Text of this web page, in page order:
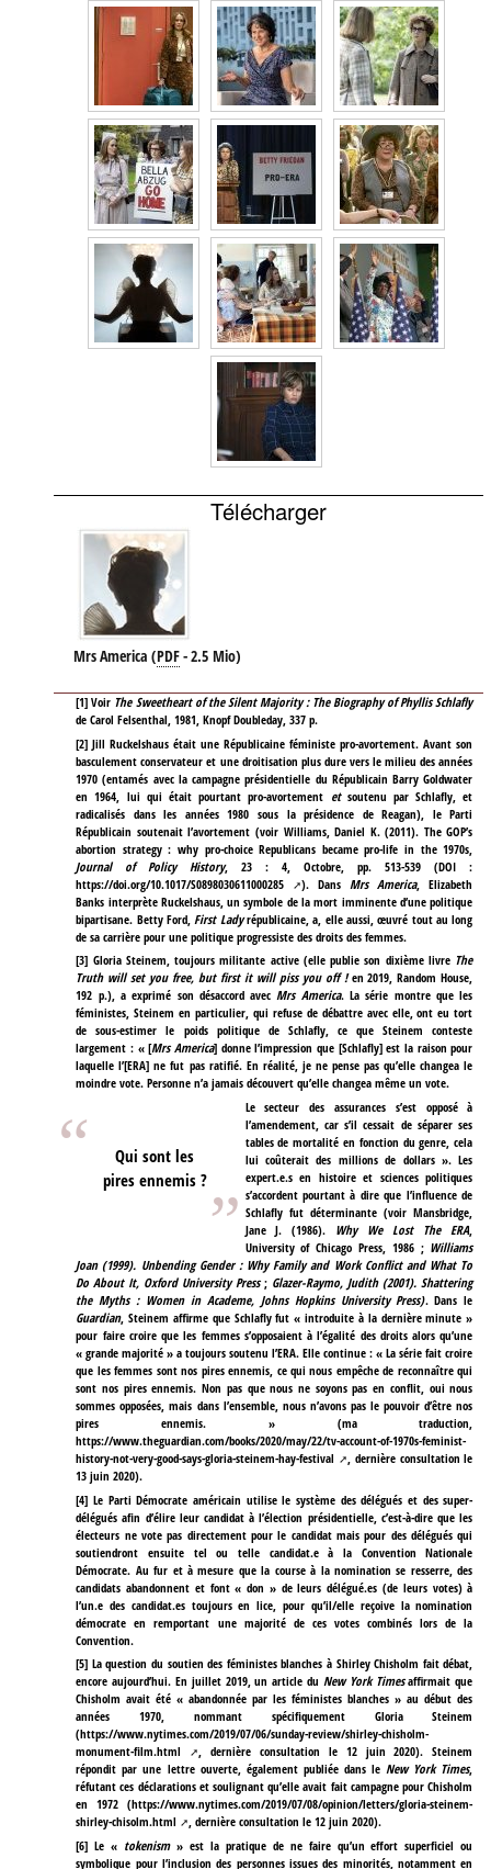
Télécharger
Mrs America(PDF-2.5 Mio)
[1]Voir The Sweetheart of the Silent Majority : The Biography of Phyllis Schlafly
de Carol Felsenthal, 1981, Knopf Doubleday, 337 p.
[2]Jill Ruckelshaus était une Républicaine féministe pro-avortement. Avant son
basculement conservateur et une droitisation plus dure vers le milieu des années
1970 (entamés avec la campagne présidentielle du Républicain Barry Goldwater
en 1964, lui qui était pourtant pro-avortement etsoutenu par Schlafly, et
radicalisés dans les années 1980 sous la présidence de Reagan), le Parti
Républicain soutenait l’avortement (voir Williams, Daniel K. (2011). The GOP’s
abortion strategy : why pro-choice Republicans became pro-life in the 1970s,
Journal of Policy History, 23 : 4, Octobre, pp. 513-539 (DOI :
https://doi.org/10.1017/S0898030611000285
). Dans Mrs America, Elizabeth
Banks interprète Ruckelshaus, un symbole de la mort imminente d’une politique
bipartisane. Betty Ford, First Ladyrépublicaine, a, elle aussi, œuvré tout au long
de sa carrière pour une politique progressiste des droits des femmes.
[3] Gloria Steinem, toujours militante active (elle publie son dixième livre The
Truth will set you free, but first it will piss you off !en 2019, Random House,
192 p.), a exprimé son désaccord avecMrs America. La série montre que les
féministes, Steinem en particulier, qui refuse de débattre avec elle, ont eu tort
de sous-estimer le poids politique de Schlafly, ce que Steinem conteste
largement : « [Mrs America] donne l’impression que [Schlafly] est la raison pour
laquelle l’[ERA] ne fut pas ratifié. En réalité, je ne pense pas qu’elle changea le
moindre vote. Personne n’a jamais découvert qu’elle changea même un vote.
Qui sont les
pires ennemis ?
Le secteur des assurances s’est opposé à
l’amendement, car s’il cessait de séparer ses
tables de mortalité en fonction du genre, cela
lui coûterait des millions de dollars ». Les
expert.e.s en histoire et sciences politiques
s’accordent pourtant à dire que l’influence de
Schlafly fut déterminante (voir Mansbridge,
Jane J. (1986). Why We Lost The ERA,
University of Chicago Press, 1986 ; Williams
Joan (1999). Unbending Gender : Why Family and Work Conflict and What To
Do About It, Oxford University Press; Glazer-Raymo, Judith (2001). Shattering
the Myths : Women in Academe, Johns Hopkins University Press). Dans le
Guardian, Steinem affirme que Schlafly fut « introduite à la dernière minute »
pour faire croire que les femmes s’opposaient à l’égalité des droits alors qu’une
« grande majorité » a toujours soutenu l’ERA. Elle continue : « La série fait croire
que les femmes sont nos pires ennemis, ce qui nous empêche de reconnaître qui
sont nos pires ennemis. Non pas que nous ne soyons pas en conflit, oui nous
sommes opposées, mais dans l’ensemble, nous n’avons pas le pouvoir d’être nos
pires ennemis. » (ma traduction,
https://www.theguardian.com/books/2020/may/22/tv-account-of-1970s-feminist-
history-not-very-good-says-gloria-steinem-hay-festival
, dernière consultation le
13 juin 2020).
[4] Le Parti Démocrate américain utilise le système des délégués et des super-
délégués afin d’élire leur candidat à l’élection présidentielle, c’est-à-dire que les
électeurs ne vote pas directement pour le candidat mais pour des délégués qui
soutiendront ensuite tel ou telle candidat.e à la Convention Nationale
Démocrate. Au fur et à mesure que la course à la nomination se resserre, des
candidats abandonnent et font « don » de leurs délégué.es (de leurs votes) à
l’un.e des candidat.es toujours en lice, pour qu’il/elle reçoive la nomination
démocrate en remportant une majorité de ces votes combinés lors de la
Convention.
[5] La question du soutien des féministes blanches à Shirley Chisholm fait débat,
encore aujourd’hui. En juillet 2019, un article du New York Timesaffirmait que
Chisholm avait été « abandonnée par les féministes blanches » au début des
années 1970, nommant spécifiquement Gloria Steinem
(https://www.nytimes.com/2019/07/06/sunday-review/shirley-chisholm-
monument-film.html
, dernière consultation le 12 juin 2020). Steinem
répondit par une lettre ouverte, également publiée dans leNew York Times,
réfutant ces déclarations et soulignant qu’elle avait fait campagne pour Chisholm
en 1972 (https://www.nytimes.com/2019/07/08/opinion/letters/gloria-steinem-
shirley-chisolm.html
, dernière consultation le 12 juin 2020).
[6]Le « tokenism» est la pratique de ne faire qu’un effort superficiel ou
symbolique pour l’inclusion des personnes issues des minorités, notamment en